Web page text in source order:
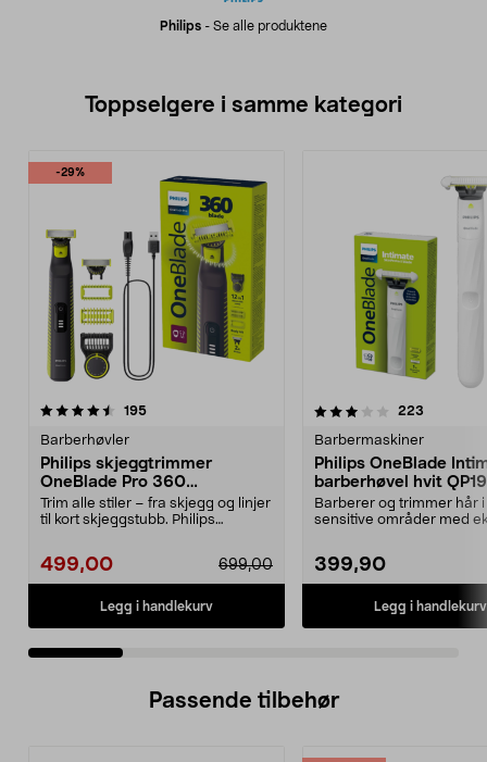
Philips - Se alle produktene
Toppselgere i samme kategori
-29%
195anmeldelser
Barberhøvler
Philips skjeggtrimmer
OneBlade Pro 360
QP6507/23
Trim alle stiler – fra skjegg og linjer
til kort skjeggstubb. Philips
499,00 699,00
Legg i handlekurv
3.5 av 5 stjerner 223
Barbermaskiner
Philips OneBlade
barberhøvel hvit
Barberer og trimmer hår i
sensitive områder med
399,90
Legg i handlekurv
4.0 av 5 stjerner
Passende tilbehør